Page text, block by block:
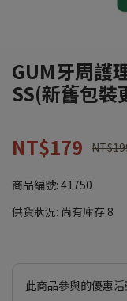
GUM牙周護
SS(新舊包裝
NT$179
商品編號: 41750
供貨狀況: 尚有庫存 8
此商品參與的優惠